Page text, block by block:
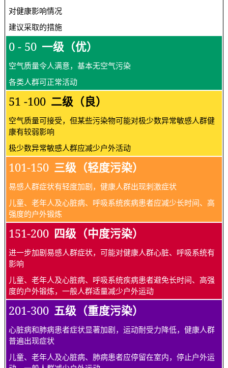
对健康影响情况
建议采取的措施
0 - 50 一级（优）
空气质量令人满意，基本无空气污染
各类人群可正常活动
51 -100 二级（良）
空气质量可接受，但某些污染物可能对极少数异常敏感人群健
康有较弱影响
极少数异常敏感人群应减少户外活动
101-150 三级（轻度污染）
易感人群症状有轻度加剧，健康人群出现刺激症状
儿童、老年人及心脏病、呼吸系统疾病患者应减少长时间、高
强度的户外锻炼
151-200 四级（中度污染）
进一步加剧易感人群症状，可能对健康人群心脏、呼吸系统有
影响
儿童、老年人及心脏病、呼吸系统疾病患者避免长时间、高强
度的户外锻炼，一般人群适量减少户外运动
201-300 五级（重度污染）
心脏病和肺病患者症状显著加剧，运动耐受力降低，健康人群
普遍出现症状
儿童、老年人及心脏病、肺病患者应停留在室内，停止户外运